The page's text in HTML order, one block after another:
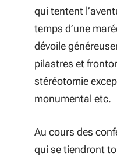
qui tentent
temps d’une
dévoile
pilastres et
stéréotomie
monumental etc.
Au cours des
qui se tiendront